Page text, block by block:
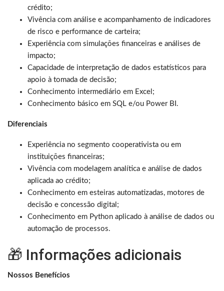
crédito;
Vivência com análise e acompanhamento de indicadores
de risco e performance de carteira;
Experiência com simulações financeiras e análises de
impacto;
Capacidade de interpretação de dados estatísticos para
apoio à tomada de decisão;
Conhecimento intermediário em Excel;
Conhecimento básico em SQL e/ou Power BI.
Diferenciais
Experiência no segmento cooperativista ou em
instituições financeiras;
Vivência com modelagem analítica e análise de dados
aplicada ao crédito;
Conhecimento em esteiras automatizadas, motores de
decisão e concessão digital;
Conhecimento em Python aplicado à análise de dados ou
automação de processos.
🎁 Informações adicionais
Nossos Benefícios